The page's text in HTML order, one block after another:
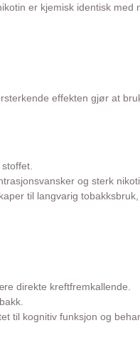
er kjemisk identisk med
effekten gjør at
og sterk
til langvarig
direkte kreftfremkallende.
til kognitiv funksjon og